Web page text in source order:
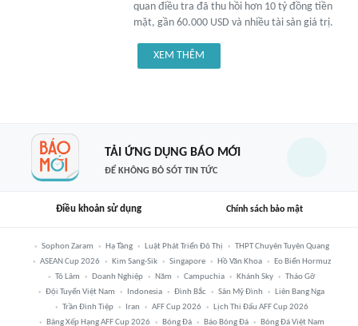
quan điều tra đã thu hồi hơn 10 tỷ đồng tiền
mặt, gần 60.000 USD và nhiều tài sản giá trị.
XEM THÊM
TẢI ỨNG DỤNG BÁO MỚI
ĐỂ KHÔNG BỎ SÓT TIN TỨC
Điều khoản sử dụng Chính sách bảo mật
Sophon Zaram Hạ Tầng Luật Phát Triển Đô Thị
THPT Chuyên Tuyên Quang
ASEAN Cup 2026
Kim Sang-Sik Singapore Hồ Văn Khoa
Eo Biển Hormuz
Tô Lâm
Doanh Nghiệp Năm Campuchia Khánh Sky
Tháo Gỡ
Đội Tuyển Việt Nam
Indonesia Đình Bắc Sân Mỹ Đình
Liên Bang Nga
Trần Đình Tiệp
Iran AFF Cup 2026
Lịch Thi Đấu AFF Cup 2026
Bảng Xếp Hạng AFF Cup 2026
Bóng Đá Báo Bóng Đá Bóng Đá Việt Nam